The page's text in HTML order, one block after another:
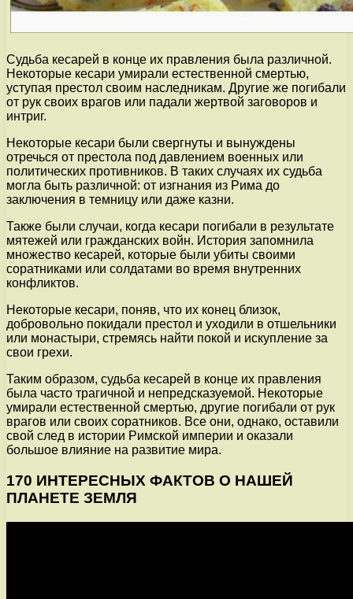
Судьба кесарей в конце их правления была различной.
Некоторые кесари умирали естественной смертью,
уступая престол своим наследникам. Другие же погибали
от рук своих врагов или падали жертвой заговоров и
интриг.
Некоторые кесари были свергнуты и вынуждены
отречься от престола под давлением военных или
политических противников. В таких случаях их судьба
могла быть различной: от изгнания из Рима до
заключения в темницу или даже казни.
Также были случаи, когда кесари погибали в результате
мятежей или гражданских войн. История запомнила
множество кесарей, которые были убиты своими
соратниками или солдатами во время внутренних
конфликтов.
Некоторые кесари, поняв, что их конец близок,
добровольно покидали престол и уходили в отшельники
или монастыри, стремясь найти покой и искупление за
свои грехи.
Таким образом, судьба кесарей в конце их правления
была часто трагичной и непредсказуемой. Некоторые
умирали естественной смертью, другие погибали от рук
врагов или своих соратников. Все они, однако, оставили
свой след в истории Римской империи и оказали
большое влияние на развитие мира.
170 ИНТЕРЕСНЫХ ФАКТОВ О НАШЕЙ
ПЛАНЕТЕ ЗЕМЛЯ